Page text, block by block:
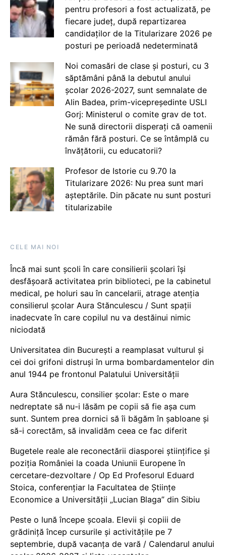
pentru profesori a fost actualizată, pe
fiecare județ, după repartizarea
candidaților de la Titularizare 2026 pe
posturi pe perioadă nedeterminată
Noi comasări de clase și posturi, cu 3
săptămâni până la debutul anului
școlar 2026-2027, sunt semnalate de
Alin Badea, prim-vicepreședinte USLI
Gorj: Ministerul o comite grav de tot.
Ne sună directorii disperați că oamenii
rămân fără posturi. Ce se întâmplă cu
învățătorii, cu educatorii?
Profesor de Istorie cu 9.70 la
Titularizare 2026: Nu prea sunt mari
așteptările. Din păcate nu sunt posturi
titularizabile
CELE MAI NOI
Încă mai sunt școli în care consilierii școlari își
desfășoară activitatea prin biblioteci, pe la cabinetul
medical, pe holuri sau în cancelarii, atrage atenția
consilierul școlar Aura Stănculescu / Sunt spații
inadecvate în care copilul nu va destăinui nimic
niciodată
Universitatea din București a reamplasat vulturul și
cei doi grifoni distruși în urma bombardamentelor din
anul 1944 pe frontonul Palatului Universității
Aura Stănculescu, consilier școlar: Este o mare
nedreptate să nu-i lăsăm pe copii să fie așa cum
sunt. Suntem prea dornici să îi băgăm în șabloane și
să-i corectăm, să invalidăm ceea ce fac diferit
Bugetele reale ale reconectării diasporei științifice și
poziția României la coada Uniunii Europene în
cercetare-dezvoltare / Op Ed Profesorul Eduard
Stoica, conferențiar la Facultatea de Științe
Economice a Universității „Lucian Blaga” din Sibiu
Peste o lună începe școala. Elevii și copiii de
grădiniță încep cursurile și activitățile pe 7
septembrie, după vacanța de vară / Calendarul anului